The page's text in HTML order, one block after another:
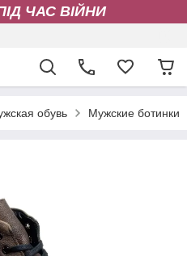
ЧАС ВІЙНИ
обувь Мужские ботинки